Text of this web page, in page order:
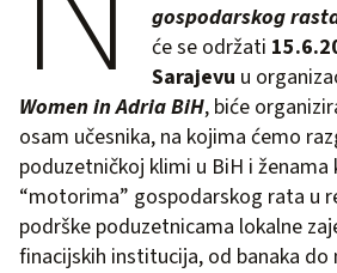
gospodarskog
će se održati
Sarajevu u
Women in Adria BiH, biće
osam učesnika, na kojima ćemo
poduzetničkoj klimi u BiH i ženama
“motorima” gospodarskog rata u
podrške poduzetnicama lokalne
finacijskih institucija, od banaka